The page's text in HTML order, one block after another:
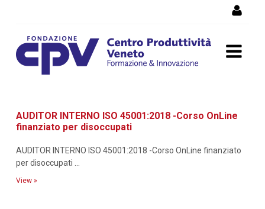
formazione
AUDITOR INTERNO ISO 45001:2018 -Corso OnLine
finanziato per disoccupati
AUDITOR INTERNO ISO 45001:2018 -Corso OnLine finanziato
per disoccupati ...
View »